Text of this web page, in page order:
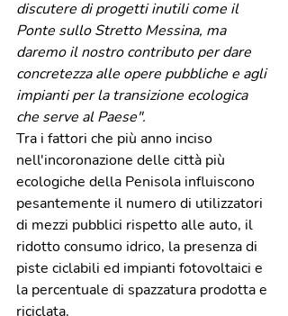
discutere di progetti inutili come il
Ponte sullo Stretto Messina, ma
daremo il nostro contributo per dare
concretezza alle opere pubbliche e agli
impianti per la transizione ecologica
che serve al Paese".
Tra i fattori che più anno inciso
nell'incoronazione delle città più
ecologiche della Penisola influiscono
pesantemente il numero di utilizzatori
di mezzi pubblici rispetto alle auto, il
ridotto consumo idrico, la presenza di
piste ciclabili ed impianti fotovoltaici e
la percentuale di spazzatura prodotta e
riciclata.